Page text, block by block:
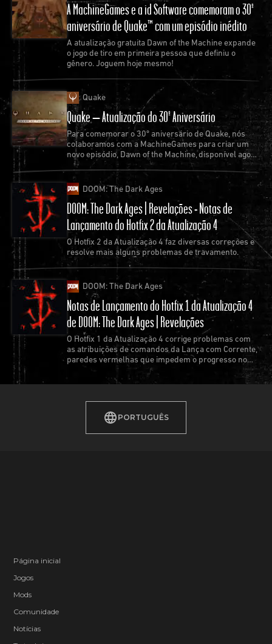
A MachineGames e a id Software comemoram o 30º
aniversário de Quake™ com um episódio inédito
A atualização gratuita Dawn of the Machine expande
o jogo de tiro em primeira pessoa que definiu o
gênero. Joguem hoje mesmo!
Quake
Quake – Atualização do 30º Aniversário
Para comemorar o 30º aniversário de Quake, nós
colaboramos com a MachineGames para criar um
novo episódio, Dawn of the Machine, disponível agora
como uma atualização gratuita do jogo.
DOOM: The Dark Ages
DOOM: The Dark Ages | Revelações - Notas de
Lançamento do Hotfix 2 da Atualização 4
O Hotfix 2 da Atualização 4 faz diversas correções e
resolve mais alguns problemas de travamento.
DOOM: The Dark Ages
Notas de Lançamento do Hotfix 1 da Atualização 4
de DOOM: The Dark Ages | Revelações
O Hotfix 1 da Atualização 4 corrige problemas com
as atribuições de comandos da Lança com Corrente,
paredes vermelhas que impedem o progresso no
jogo e os travamentos mais comuns.
PORTUGUÊS
Página inicial
Jogos
Mods
Comunidade
Notícias